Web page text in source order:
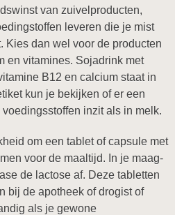
van zuivelproducten,
leveren die je mist
Kies dan wel voor de producten
en vitamines. Sojadrink met
B12 en calcium staat in
kun je bekijken of er een
inzit als in melk.
om een tablet of capsule met
voor de maaltijd. In je maag-
de lactose af. Deze tabletten
bij de apotheek of drogist of
als je gewone